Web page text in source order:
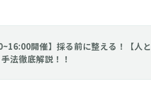
開催】採る前に整える！【人と
法徹底解説！！